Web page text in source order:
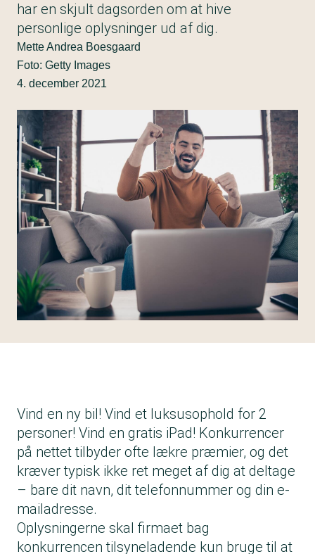
har en skjult dagsorden om at hive
personlige oplysninger ud af dig.
Mette Andrea Boesgaard
Foto: Getty Images
4. december 2021
Vind en ny bil! Vind et luksusophold for 2
personer! Vind en gratis iPad! Konkurrencer
på nettet tilbyder ofte lækre præmier, og det
kræver typisk ikke ret meget af dig at deltage
– bare dit navn, dit telefonnummer og din e-
mailadresse.
Oplysningerne skal firmaet bag
konkurrencen tilsyneladende kun bruge til at